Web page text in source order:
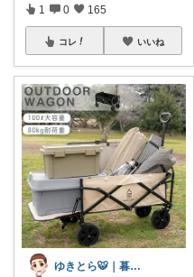
1 0 165
コレ いいね
ゆきとら🐯｜暮らしをラクにしたいパパ